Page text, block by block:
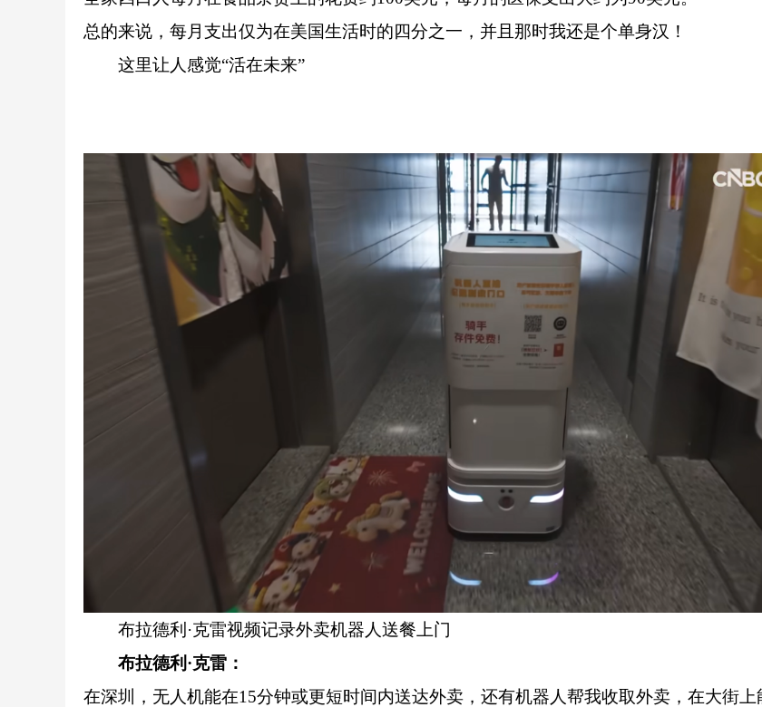
总的来说，每月支出仅为在美国生活时的四分之一，并且那时我还是个单身汉！
这里让人感觉“活在未来”
布拉德利·克雷视频记录外卖机器人送餐上门
布拉德利·克雷：
在深圳，无人机能在15分钟或更短时间内送达外卖，还有机器人帮我收取外卖，在大街